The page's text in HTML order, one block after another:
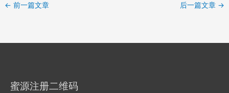
← 前一篇文章 后一篇文章 →
蜜源注册二维码